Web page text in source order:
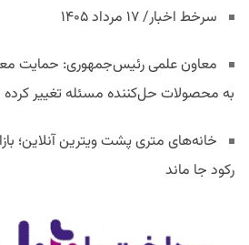
سرخط اخبار/ ۱۷ مرداد ۱۴۰۵
معاون علمی رئیس‌جمهوری: حمایت
به محصولات حل‌کننده مسئله تغییر
خانه‌های متری پشت ویترین آنلاین؛
رکود جا ماند